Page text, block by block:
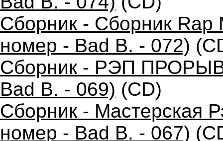
Сборник - Сборник Rap
номер - Bad B. - 072)
Сборник - РЭП ПРОРЫВ
Bad B. - 069) (CD)
Сборник - Мастерская
номер - Bad B. - 067)